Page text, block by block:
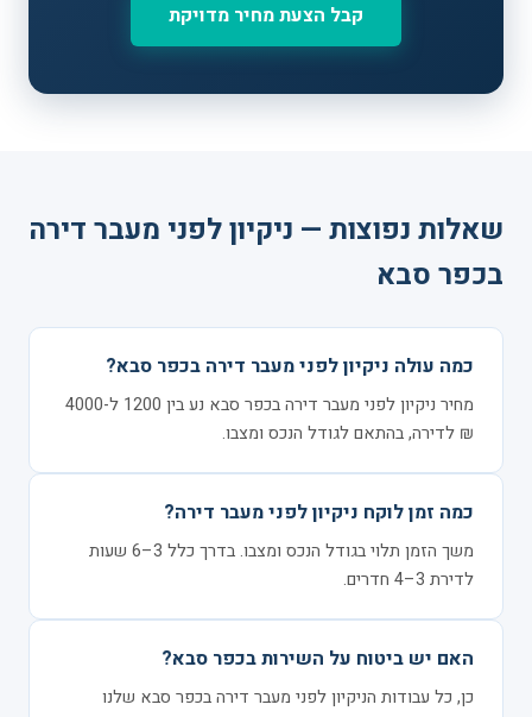
קבל הצעת מחיר מדויקת
שאלות נפוצות — ניקיון לפני מעבר דירה
בכפר סבא
כמה עולה ניקיון לפני מעבר דירה בכפר סבא?
מחיר ניקיון לפני מעבר דירה בכפר סבא נע בין 1200 ל-4000
₪ לדירה, בהתאם לגודל הנכס ומצבו.
כמה זמן לוקח ניקיון לפני מעבר דירה?
משך הזמן תלוי בגודל הנכס ומצבו. בדרך כלל 3–6 שעות
לדירת 3–4 חדרים.
האם יש ביטוח על השירות בכפר סבא?
כן, כל עבודות הניקיון לפני מעבר דירה בכפר סבא שלנו